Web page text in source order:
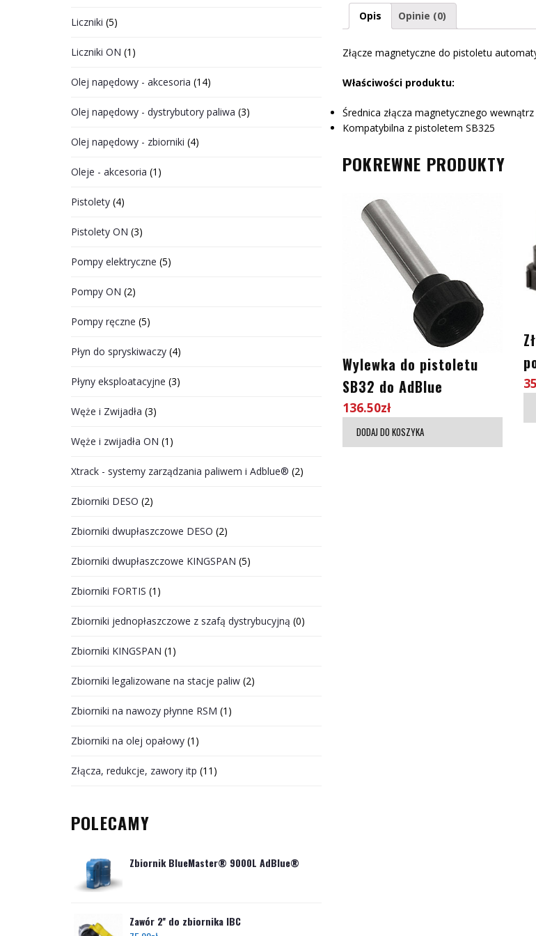
Liczniki (5)
Liczniki ON (1)
Olej napędowy - akcesoria (14)
Olej napędowy - dystrybutory paliwa (3)
Olej napędowy - zbiorniki (4)
Oleje - akcesoria (1)
Pistolety (4)
Pistolety ON (3)
Pompy elektryczne (5)
Pompy ON (2)
Pompy ręczne (5)
Płyn do spryskiwaczy (4)
Płyny eksploatacyjne (3)
Węże i Zwijadła (3)
Węże i zwijadła ON (1)
Xtrack - systemy zarządzania paliwem i Adblue® (2)
Zbiorniki DESO (2)
Zbiorniki dwupłaszczowe DESO (2)
Zbiorniki dwupłaszczowe KINGSPAN (5)
Zbiorniki FORTIS (1)
Zbiorniki jednopłaszczowe z szafą dystrybucyjną (0)
Zbiorniki KINGSPAN (1)
Zbiorniki legalizowane na stacje paliw (2)
Zbiorniki na nawozy płynne RSM (1)
Zbiorniki na olej opałowy (1)
Złącza, redukcje, zawory itp (11)
POLECAMY
Zbiornik BlueMaster® 9000L AdBlue®
Zawór 2'' do zbiornika IBC
Opis Opinie (0)
Złącze magnetyczne do pistoletu
Właściwości produktu:
Średnica złącza magnetycznego
Kompatybilna z pistoletem SB325
POKREWNE PRODUKTY
Wylewka do pistoletu
SB32 do AdBlue
136.50zł
DODAJ DO KOSZYKA